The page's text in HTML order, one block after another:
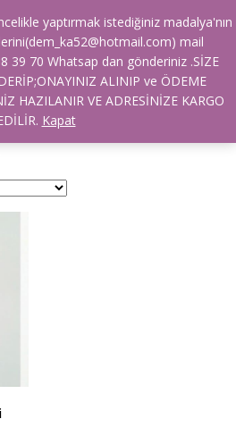
deneme sınavı madalya” olarak
sınavı
yaptırmak istediğiniz madalya'nın
mail
39 70 Whatsap dan gönderiniz .SİZE
ALINIP ve ÖDEME
HAZILANIR VE ADRESİNİZE KARGO
Kapat